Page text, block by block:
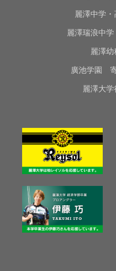
麗澤中学
麗澤瑞浪中
麗澤幼
廣池学園
麗澤大学